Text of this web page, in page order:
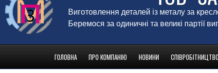
Виготовлення деталей із металу за
Беремося за одиничні та великі партії
ГОЛОВНА ПРО КОМПАНІЮ НОВИНИ